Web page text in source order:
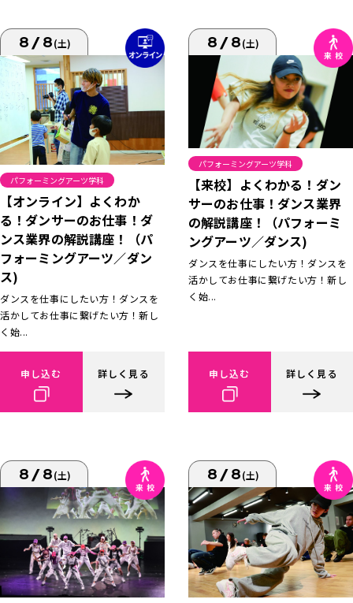
8/8(土)
パフォーミングアーツ学科
【オンライン】よくわか
る！ダンサーのお仕事！ダ
ンス業界の解説講座！（パ
フォーミングアーツ／ダン
ス)
ダンスを仕事にしたい方！ダンスを
活かしてお仕事に繋げたい方！新し
く始...
申し込む 詳しく見る
8/8(土)
パフォーミングアーツ学科
【来校】よくわかる！ダン
サーのお仕事！ダンス業界
の解説講座！（パフォーミ
ングアーツ／ダンス)
ダンスを仕事にしたい方！ダンスを
活かしてお仕事に繋げたい方！新し
く始...
申し込む 詳しく見る
8/8(土) 8/8(土)